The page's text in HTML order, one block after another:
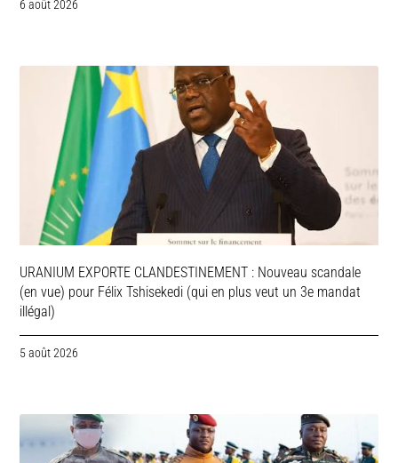
6 août 2026
URANIUM EXPORTE CLANDESTINEMENT : Nouveau scandale
(en vue) pour Félix Tshisekedi (qui en plus veut un 3e mandat
illégal)
5 août 2026